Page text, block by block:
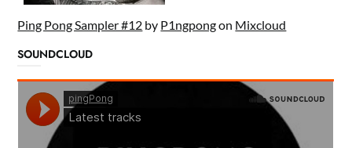
Ping Pong Sampler #12 by P1ngpongon Mixcloud
SOUNDCLOUD